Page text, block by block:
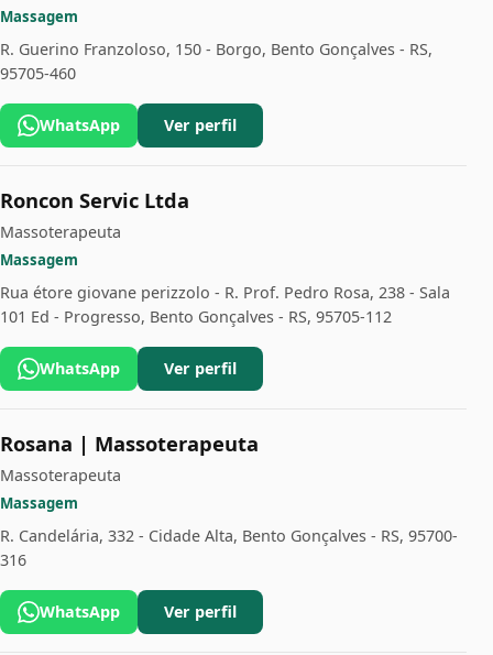
Massagem
R. Guerino Franzoloso, 150 - Borgo, Bento Gonçalves - RS,
95705-460
WhatsApp Ver perfil
Roncon Servic Ltda
Massoterapeuta
Massagem
Rua étore giovane perizzolo - R. Prof. Pedro Rosa, 238 - Sala
101 Ed - Progresso, Bento Gonçalves - RS, 95705-112
WhatsApp Ver perfil
Rosana | Massoterapeuta
Massoterapeuta
Massagem
R. Candelária, 332 - Cidade Alta, Bento Gonçalves - RS, 95700-
316
WhatsApp Ver perfil